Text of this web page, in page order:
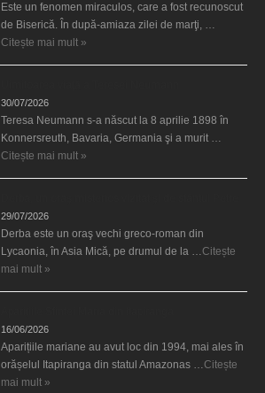
Este un fenomen miraculos, care a fost recunoscut
de Biserică. În după-amiaza zilei de marţi, …
Citește mai mult »
30/07/2026
Teresa Neumann s-a născut la 8 aprilie 1898 în
Konnersreuth, Bavaria, Germania şi a murit …
Citește mai mult »
29/07/2026
Derba este un oraş vechi greco-roman din
Lycaonia, în Asia Mică, pe drumul de la …Citește
mai mult »
16/06/2026
Aparițiile mariane au avut loc din 1994, mai ales în
orășelul Itapiranga din statul Amazonas …Citește
mai mult »